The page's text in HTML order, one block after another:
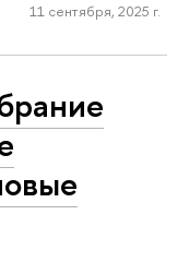
11 сентября, 2025 г.